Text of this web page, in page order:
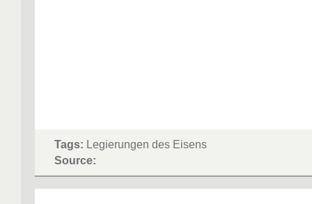
Tags: Legierungen des Eisens
Source: